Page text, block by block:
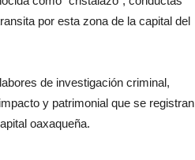
por esta zona de la capital del
de investigación criminal,
y patrimonial que se registran
oaxaqueña.